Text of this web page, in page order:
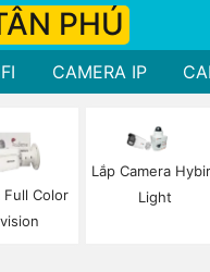
PHÚ
CAMERA IP
Full Color
Lắp Camera
Light